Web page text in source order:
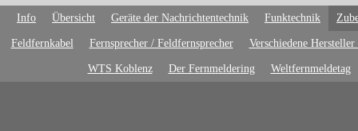
Info Übersicht Geräte der Nachrichtentechnik Funktechnik
Feldfernkabel Fernsprecher / Feldfernsprecher Verschiedene
WTS Koblenz Der Fernmeldering Weltfernmeldetag